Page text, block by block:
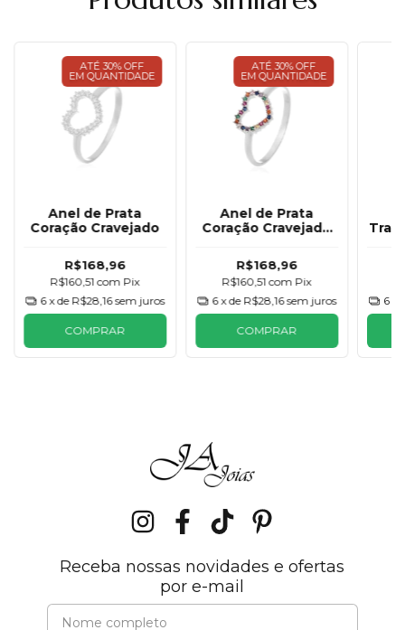
ATÉ 30% OFF
EM QUANTIDADE
Anel de Prata
Coração Cravejado
R$168,96
R$160,51com Pix
6 x de R$28,16 sem juros
COMPRAR
ATÉ 30% OFF
EM QUANTIDADE
Anel de Prata
Coração Cravejado
R$168,96
R$160,51com Pix
6 x de R$28,16 sem juros
COMPRAR
6
Receba nossas novidades e ofertas
por e-mail